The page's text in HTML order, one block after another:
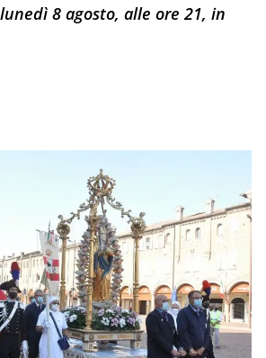
8 agosto, alle ore 21, in